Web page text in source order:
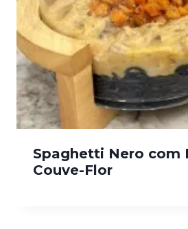
Spaghetti Nero com
Couve-Flor